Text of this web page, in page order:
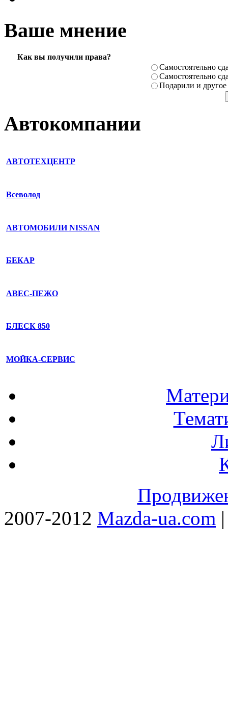
Ваше мнение
Как вы получили права?
Самостоя­тельно
Самостоя­тельно
Подарили­ и другое
Автокомпании
АВТОТЕХЦЕНТР
Всеволод
АВТОМОБИЛИ NISSAN
БЕКАР
АВЕС-ПЕЖО
БЛЕСК 850
МОЙКА-СЕРВИС
2007-2012 Mazda-ua.com